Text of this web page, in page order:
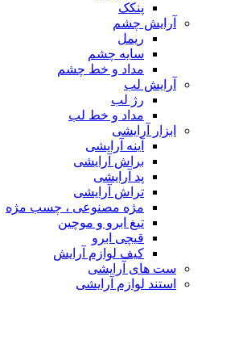
پنکک
آرایش چشم
ریمل
سایه چشم
مداد و خط چشم
آرایش لب
رژ لب
مداد و خط لب
ابزار آرایشی
آینه آرایشی
براش آرایشی
پد آرایشی
تراش آرایشی
مژه مصنوعی ، چسب مژه
تیغ ابرو و موچین
قیچی ابرو
کیف لوازم آرایش
ست های آرایشی
استند لوازم آرایشی